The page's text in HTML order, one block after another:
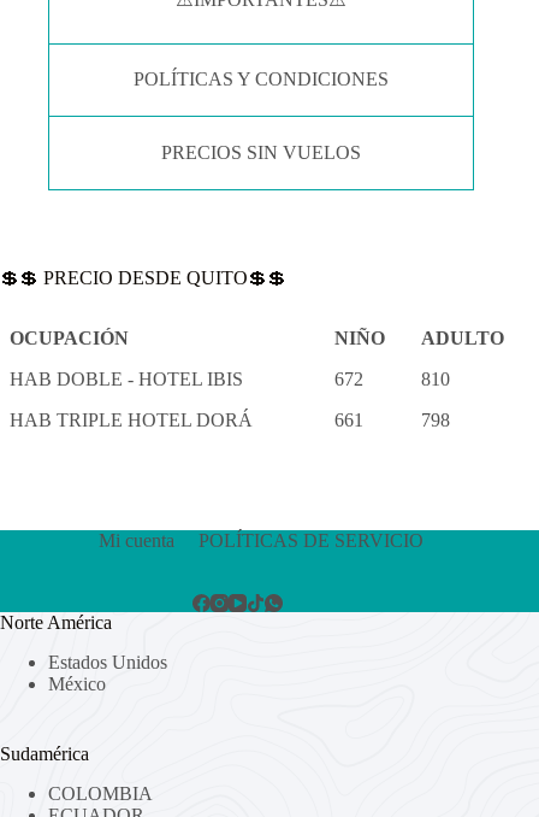
POLÍTICAS Y CONDICIONES
PRECIOS SIN VUELOS
💲💲 PRECIO DESDE QUITO💲💲
OCUPACIÓN NIÑO
ADULTO
HAB DOBLE - HOTEL IBIS
672
810
HAB TRIPLE HOTEL DORÁ
661 798
Mi cuenta POLÍTICAS DE SERVICIO
Norte América
Estados Unidos
México
Sudamérica
COLOMBIA